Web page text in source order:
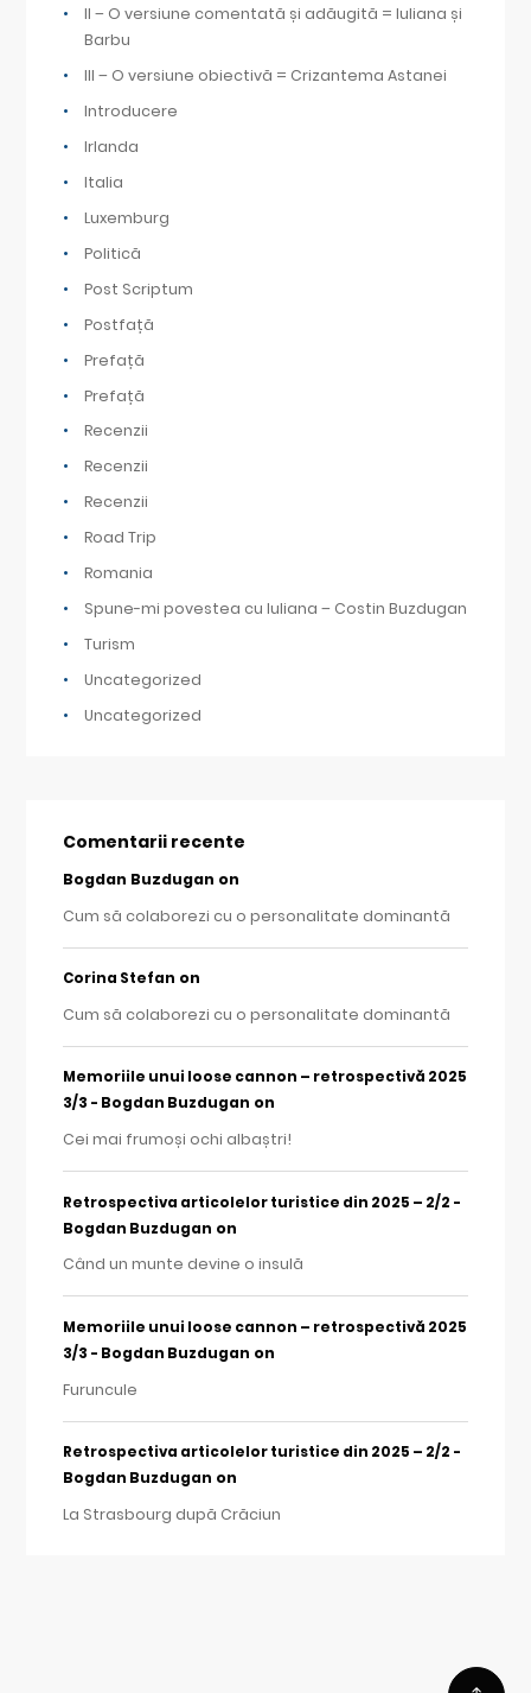
II – O versiune comentată și adăugită = Iuliana și
Barbu
III – O versiune obiectivă = Crizantema Astanei
Introducere
Irlanda
Italia
Luxemburg
Politică
Post Scriptum
Postfață
Prefață
Prefață
Recenzii
Recenzii
Recenzii
Road Trip
Romania
Spune-mi povestea cu Iuliana – Costin Buzdugan
Turism
Uncategorized
Uncategorized
Comentarii recente
Bogdan Buzdugan on
Cum să colaborezi cu o personalitate dominantă
Corina Stefan on
Cum să colaborezi cu o personalitate dominantă
Memoriile unui loose cannon – retrospectivă 2025
3/3 - Bogdan Buzdugan on
Cei mai frumoși ochi albaștri!
Retrospectiva articolelor turistice din 2025 – 2/2 -
Bogdan Buzdugan on
Când un munte devine o insulă
Memoriile unui loose cannon – retrospectivă 2025
3/3 - Bogdan Buzdugan on
Furuncule
Retrospectiva articolelor turistice din 2025 – 2/2 -
Bogdan Buzdugan on
La Strasbourg după Crăciun